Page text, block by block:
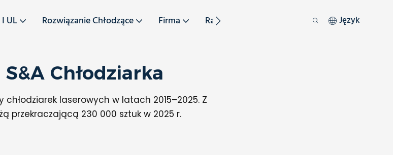
UL Rozwiązanie Chłodzące Firma Ratunek Zrównoważony Rozwój
Język
S&A Chłodziarka
chłodziarek laserowych w latach 2015–2025. Z
przekraczającą 230 000 sztuk w 2025 r.